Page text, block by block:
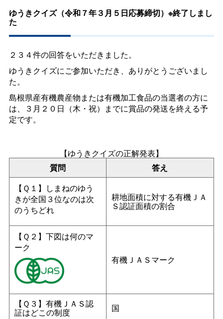
ゆうきクイズ（令和７年３月５日応募締切）※終了しまし
た
２３４件の回答をいただきました。
ゆうきクイズにご参加いただき、ありがとうございまし
た。
島根県産有機農産物または有機加工食品の当選者の方に
は、３月２０日（木・祝）までに賞品の発送を終える予
定です。
【ゆうきクイズの正解発表】
質問
答え
【Ｑ１】しまねのゆう
きが全国３位なのは次
のうちどれ
耕地面積に対する有機ＪＡ
Ｓ認証面積の割合
【Ｑ２】下図は何のマ
ーク
有機ＪＡＳマーク
【Ｑ３】有機ＪＡＳ認
証はどこの制度 国